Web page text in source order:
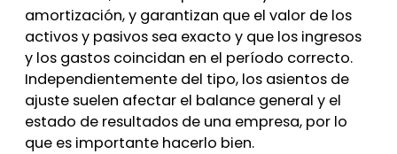
amortización, y garantizan que el valor de los
activos y pasivos sea exacto y que los ingresos
y los gastos coincidan en el período correcto.
Independientemente del tipo, los asientos de
ajuste suelen afectar el balance general y el
estado de resultados de una empresa, por lo
que es importante hacerlo bien.